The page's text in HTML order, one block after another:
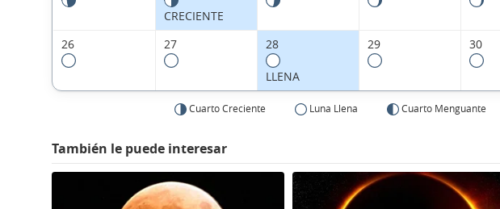
CRECIENTE
26 27 28
LLENA
29 30
Cuarto Creciente Luna Llena Cuarto Menguante
También le puede interesar